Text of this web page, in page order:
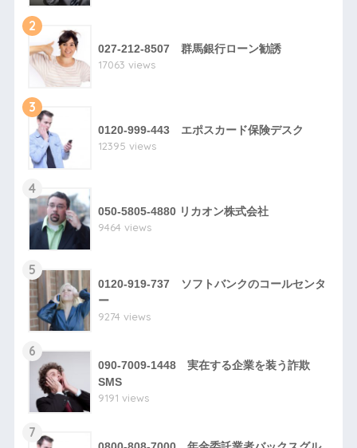
2
027-212-8507 群馬銀行ローン勧誘
17063 views
3
0120-999-443 エポスカード保険デスク
12395 views
4
050-5805-4880 リカオン株式会社
9464 views
5
0120-919-737 ソフトバンクのコールセンタ
ー
9274 views
6
090-7009-1448 実在する企業を装う詐欺
SMS
9191 views
7